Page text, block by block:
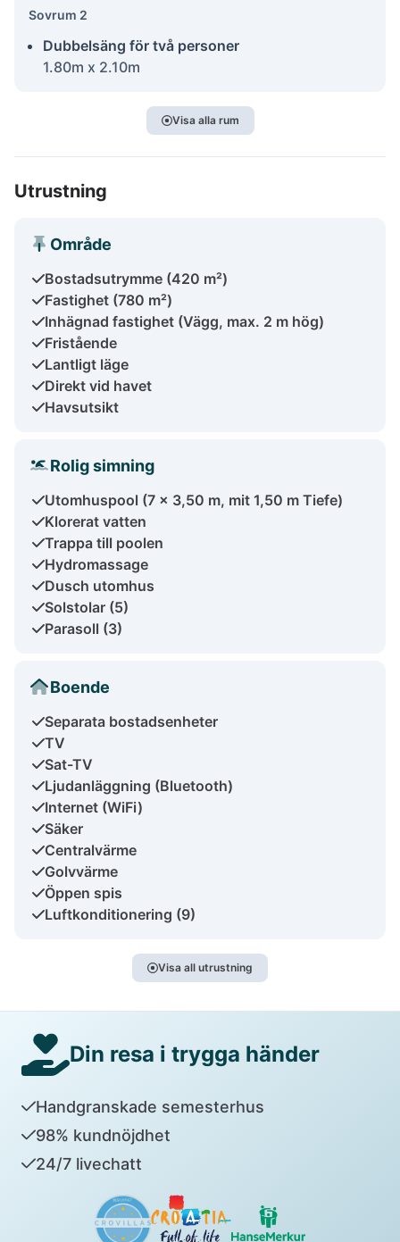
Sovrum 2
Dubbelsäng för två personer
1.80m x 2.10m
Visa alla rum
Utrustning
Område
Bostadsutrymme (420 m²)
Fastighet (780 m²)
Inhägnad fastighet (Vägg, max. 2 m hög)
Fristående
Lantligt läge
Direkt vid havet
Havsutsikt
Rolig simning
Utomhuspool (7 x 3,50 m, mit 1,50 m Tiefe)
Klorerat vatten
Trappa till poolen
Hydromassage
Dusch utomhus
Solstolar (5)
Parasoll (3)
Boende
Separata bostadsenheter
TV
Sat-TV
Ljudanläggning (Bluetooth)
Internet (WiFi)
Säker
Centralvärme
Golvvärme
Öppen spis
Luftkonditionering (9)
Visa all utrustning
Din resa i trygga händer
Handgranskade semesterhus
98% kundnöjdhet
24/7 livechatt